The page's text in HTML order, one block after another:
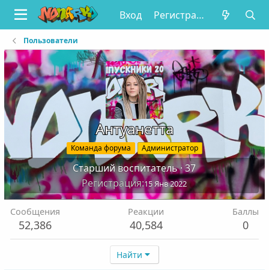
Вход Регистрация
Пользователи
Антуанетта
Команда форума Администратор
Старший воспитатель·37
Регистрация 15 Янв 2022
Сообщения
52,386
Реакции
40,584
Баллы
0
Найти